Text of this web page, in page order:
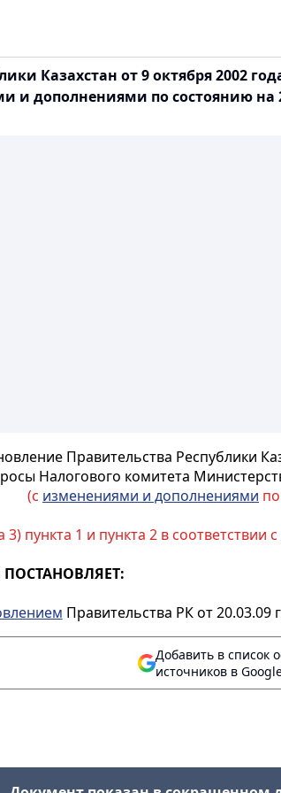
Казахстан от 9 октября 2002
и дополнениями по состоянию на
Правительства Республики
Налогового комитета
(с изменениями и дополнениями
пункта 1 и пункта 2 в соответствии с
ПОСТАНОВЛЯЕТ:
Правительства РК от 20.03.09
Добавить в список
источников в